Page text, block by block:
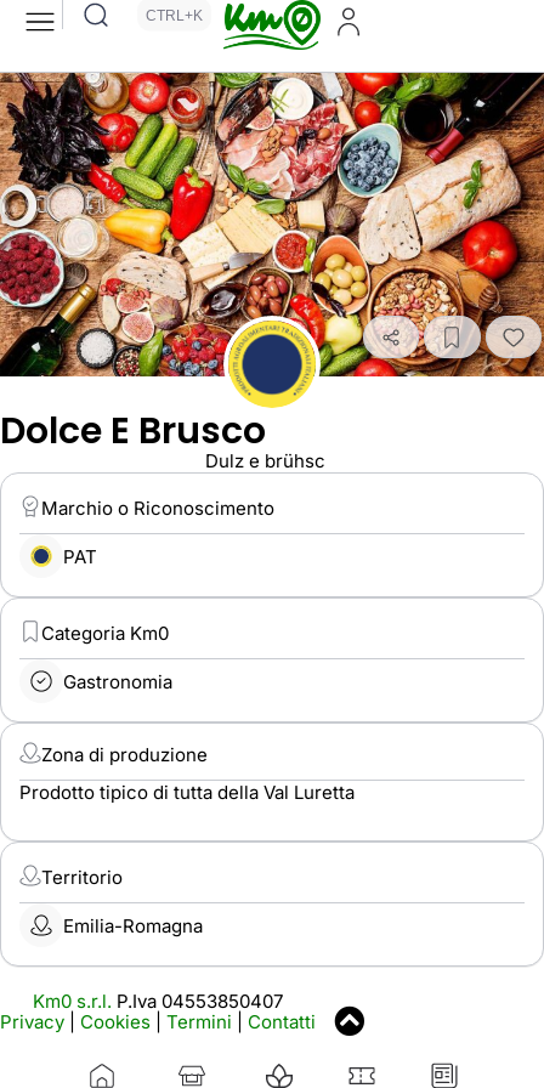
CTRL+K
Dolce E Brusco
Dulz e brühsc
Marchio o Riconoscimento
PAT
Categoria Km0
Gastronomia
Zona di produzione
Prodotto tipico di tutta della Val Luretta
Territorio
Emilia-Romagna
Km0 s.r.l. P.Iva 04553850407
Privacy
Cookies Termini Contatti